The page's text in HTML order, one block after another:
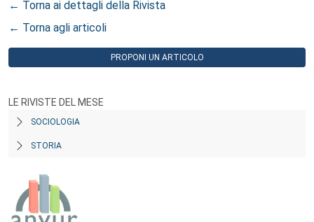
← Torna ai dettagli della Rivista
← Torna agli articoli
PROPONI UN ARTICOLO
LE RIVISTE DEL MESE
SOCIOLOGIA
STORIA